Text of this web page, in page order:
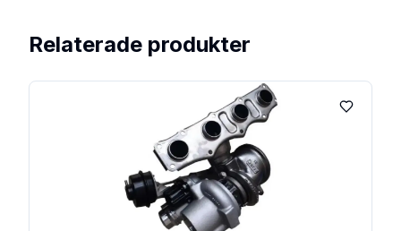
Relaterade produkter
Lägg till